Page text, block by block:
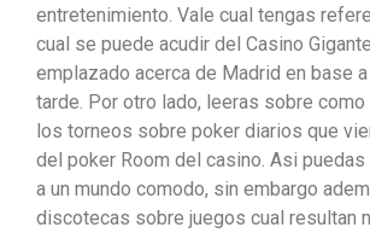
entretenimiento. Vale cual tengas
cual se puede acudir del Casino
emplazado acerca de Madrid en base
tarde. Por otro lado, leeras sobre
los torneos sobre poker diarios que
del poker Room del casino. Asi
a un mundo comodo, sin embargo
discotecas sobre juegos cual resultan